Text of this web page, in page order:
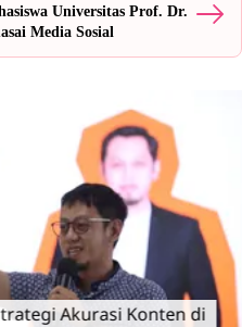
Universitas Prof. Dr.
Media Sosial
Akurasi Konten di